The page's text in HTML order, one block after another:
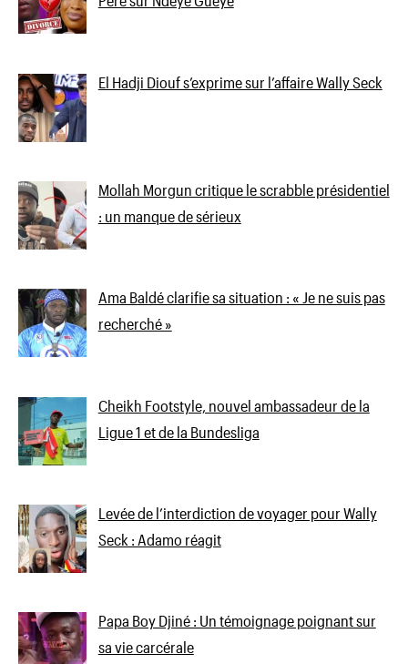
El Hadji Diouf s’exprime sur l’affaire Wally Seck
Mollah Morgun critique le scrabble présidentiel
: un manque de sérieux
Ama Baldé clarifie sa situation : « Je ne suis pas
recherché »
Cheikh Footstyle, nouvel ambassadeur de la
Ligue 1 et de la Bundesliga
Levée de l’interdiction de voyager pour Wally
Seck : Adamo réagit
Papa Boy Djiné : Un témoignage poignant sur
sa vie carcérale